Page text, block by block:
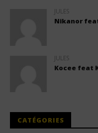
JULES
Nikanor
JULES
Kocee feat
CATÉGORIES